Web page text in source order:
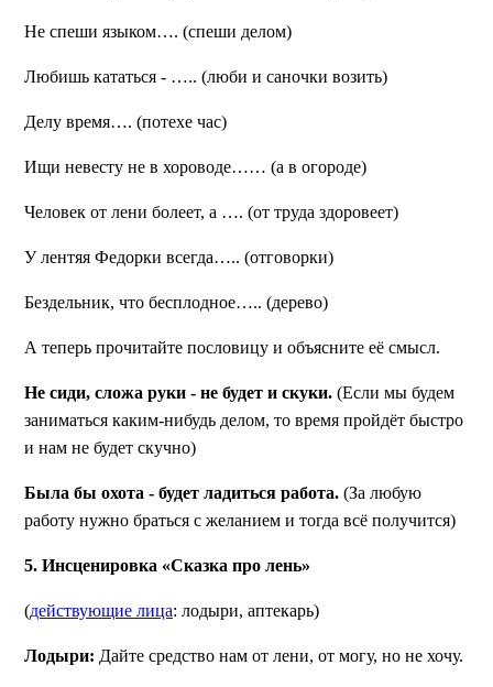
Не спеши языком…. (спеши делом)
Любишь кататься - ….. (люби и саночки возить)
Делу время…. (потехе час)
Ищи невесту не в хороводе…… (а в огороде)
Человек от лени болеет, а …. (от труда здоровеет)
У лентяя Федорки всегда….. (отговорки)
Бездельник, что бесплодное….. (дерево)
А теперь прочитайте пословицу и объясните её смысл.
Не сиди, сложа руки - не будет и скуки. (Если мы будем
заниматься каким-нибудь делом, то время пройдёт быстро
и нам не будет скучно)
Была бы охота - будет ладиться работа. (За любую
работу нужно браться с желанием и тогда всё получится)
5. Инсценировка «Сказка про лень»
(действующие лица: лодыри, аптекарь)
Лодыри: Дайте средство нам от лени, от могу, но не хочу.